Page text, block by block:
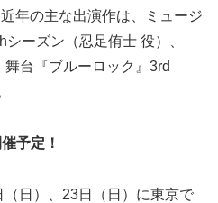
年の主な出演作は、ミュージ
ーズン（忍足侑士 役）、
舞台『ブルーロック』3rd
予定！
（日）、23日（日）に東京で